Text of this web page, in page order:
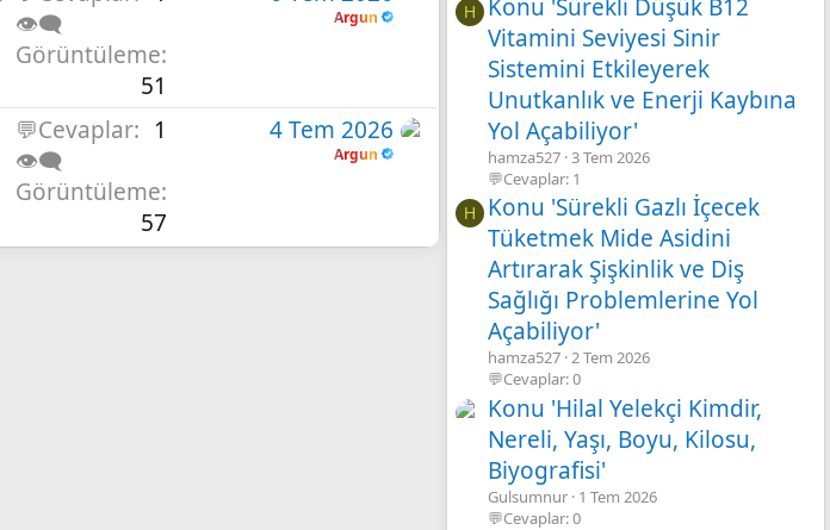
o👁️‍🗨️
Görüntüleme
51
Argun
💬Cevaplar
1
👁️‍🗨️
Görüntüleme
57
4 Tem 2026
Argun
H
Konu 'Sürekli Düşük B12
Vitamini Seviyesi Sinir
Sistemini Etkileyerek
Unutkanlık ve Enerji Kaybına
Yol Açabiliyor'
hamza527 3 Tem 2026
💬Cevaplar: 1
H
Konu 'Sürekli Gazlı İçecek
Tüketmek Mide Asidini
Artırarak Şişkinlik ve Diş
Sağlığı Problemlerine Yol
Açabiliyor'
hamza527 2 Tem 2026
💬Cevaplar: 0
Konu 'Hilal Yelekçi Kimdir,
Nereli, Yaşı, Boyu, Kilosu,
Biyografisi'
Gulsumnur 1 Tem 2026
💬Cevaplar: 0